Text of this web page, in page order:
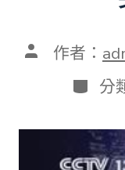
文 作者：
分
類
分